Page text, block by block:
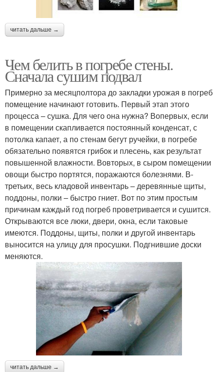
читать дальше →
Чем белить в погребе стены.
Сначала сушим подвал
Примерно за месяц­полтора до закладки урожая в погреб
помещение начинают готовить. Первый этап этого
процесса – сушка. Для чего она нужна? Во­первых, если
в помещении скапливается постоянный конденсат, с
потолка капает, а по стенам бегут ручейки, в погребе
обязательно появятся грибок и плесень, как результат
повышенной влажности. Во­вторых, в сыром помещении
овощи быстро портятся, поражаются болезнями. В­
третьих, весь кладовой инвентарь – деревянные щиты,
поддоны, полки – быстро гниет. Вот по этим простым
причинам каждый год погреб проветривается и сушится.
Открываются все люки, двери, окна, если таковые
имеются. Поддоны, щиты, полки и другой инвентарь
выносится на улицу для просушки. Подгнившие доски
меняются.
читать дальше →